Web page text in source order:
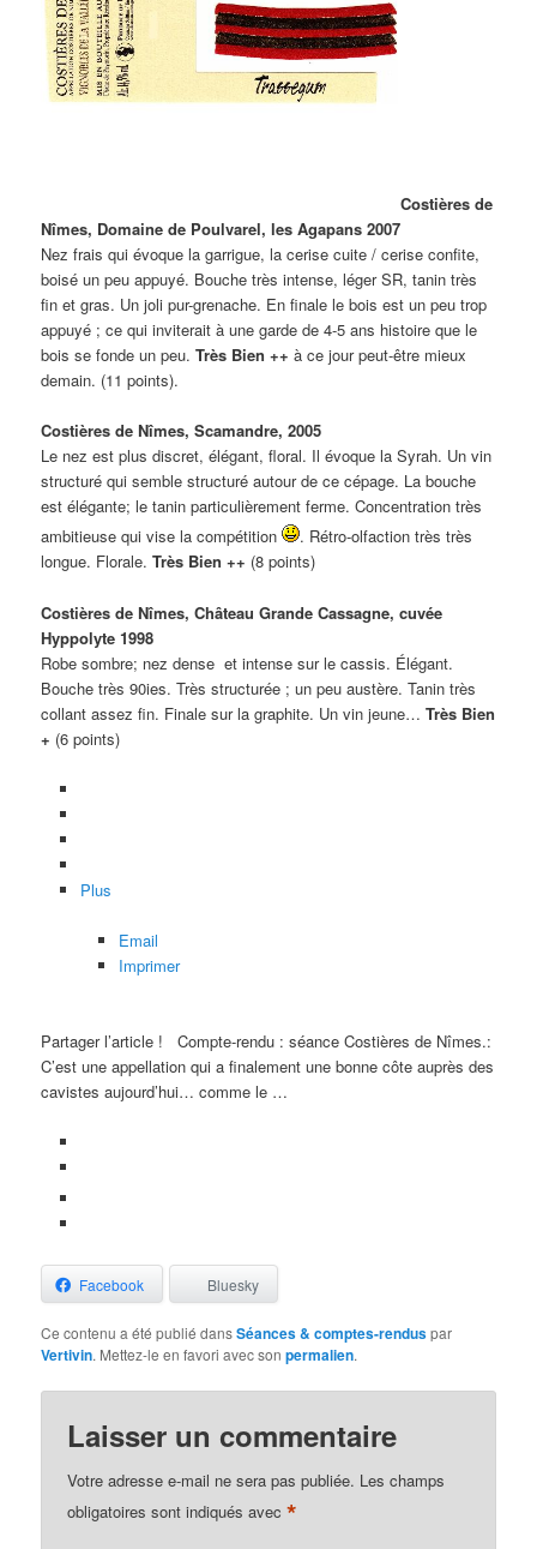
Costières de
Nîmes, Domaine de Poulvarel, les Agapans 2007
Nez frais qui évoque la garrigue, la cerise cuite / cerise confite,
boisé un peu appuyé. Bouche très intense, léger SR, tanin très
fin et gras. Un joli pur-grenache. En finale le bois est un peu trop
appuyé ; ce qui inviterait à une garde de 4-5 ans histoire que le
bois se fonde un peu.Très Bien ++ à ce jour peut-être mieux
demain. (11 points).
Costières de Nîmes, Scamandre, 2005
Le nez est plus discret, élégant, floral. Il évoque la Syrah. Un vin
structuré qui semble structuré autour de ce cépage. La bouche
est élégante; le tanin particulièrement ferme. Concentration très
ambitieuse qui vise la compétition
. Rétro-olfaction très très
longue. Florale.Très Bien ++ (8 points)
Costières de Nîmes, Château Grande Cassagne, cuvée
Hyppolyte 1998
Robe sombre; nez dense et intense sur le cassis. Élégant.
Bouche très 90ies. Très structurée ; un peu austère. Tanin très
collant assez fin. Finale sur la graphite. Un vin jeune…Très Bien
+ (6 points)
Plus
Email
Imprimer
Partager l’article !
Compte-rendu : séance Costières de Nîmes.:
C’est une appellation qui a finalement une bonne côte auprès des
cavistes aujourd’hui… comme le …
Facebook Bluesky
Ce contenu a été publié dansSéances & comptes-renduspar
Vertivin. Mettez-le en favori avec sonpermalien.
Laisser un commentaire
Votre adresse e-mail ne sera pas publiée. Les champs
obligatoires sont indiqués avec*